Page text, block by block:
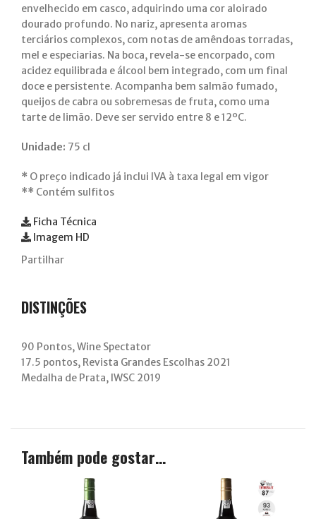
envelhecido em casco, adquirindo uma cor aloirado
dourado profundo. No nariz, apresenta aromas
terciários complexos, com notas de amêndoas torradas,
mel e especiarias. Na boca, revela-se encorpado, com
acidez equilibrada e álcool bem integrado, com um final
doce e persistente. Acompanha bem salmão fumado,
queijos de cabra ou sobremesas de fruta, como uma
tarte de limão. Deve ser servido entre 8 e 12ºC.
Unidade: 75 cl
* O preço indicado já inclui IVA à taxa legal em vigor
** Contém sulfitos
Ficha Técnica
Imagem HD
Partilhar
DISTINÇÕES
90 Pontos, Wine Spectator
17.5 pontos, Revista Grandes Escolhas 2021
Medalha de Prata, IWSC 2019
Também pode gostar…